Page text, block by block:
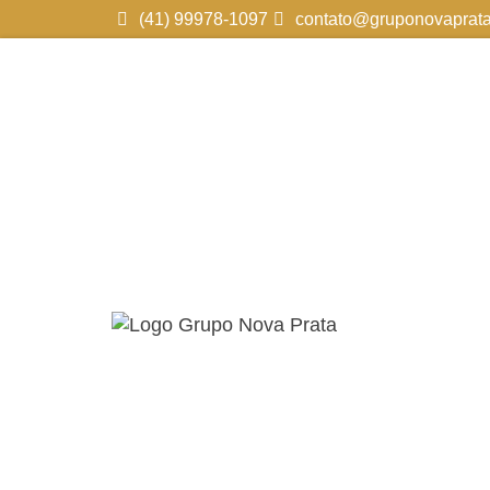
(41) 99978-1097